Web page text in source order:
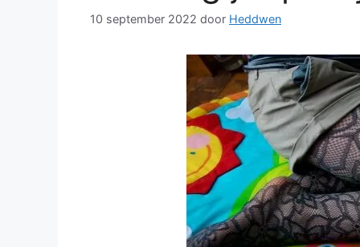
10 september 2022 door Heddwen